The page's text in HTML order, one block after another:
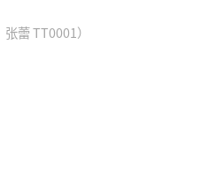
张蕾 TT0001）